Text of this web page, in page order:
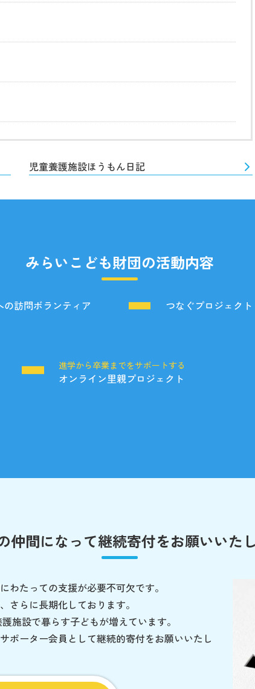
児童養護施設ほうもん日記
みらいこども財団の活動内容
の訪問ボランティア つなぐプロジェクト
進学から卒業までをサポートする
オンライン里親プロジェクト
仲間になって継続寄付をお願いいた
わたっての支援が必要不可欠です。
さらに長期化しております。
施設で暮らす子どもが増えています。
ポーター会員として継続的寄付をお願いいたし